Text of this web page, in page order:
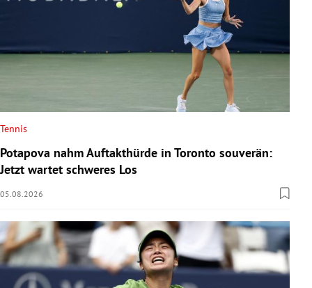
Tennis
Potapova nahm Auftakthürde in Toronto souverän:
Jetzt wartet schweres Los
05.08.2026